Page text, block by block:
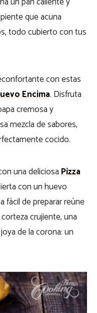
que acuna
todo cubierto con tus
con estas
Encima. Disfruta
cremosa y
mezcla de sabores,
cocido.
una deliciosaPizza
con un huevo
fácil de preparar reúne
crujiente, una
de la corona: un